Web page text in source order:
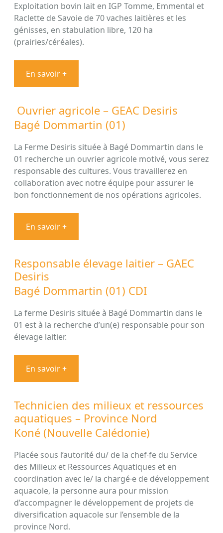
Exploitation bovin lait en IGP Tomme, Emmental et
Raclette de Savoie de 70 vaches laitières et les
génisses, en stabulation libre, 120 ha
(prairies/céréales).
En savoir +
Ouvrier agricole – GEAC Desiris
Bagé Dommartin (01)
La Ferme Desiris située à Bagé Dommartin dans le
01 recherche un ouvrier agricole motivé, vous serez
responsable des cultures. Vous travaillerez en
collaboration avec notre équipe pour assurer le
bon fonctionnement de nos opérations agricoles.
En savoir +
Responsable élevage laitier – GAEC
Desiris
Bagé Dommartin (01) CDI
La ferme Desiris située à Bagé Dommartin dans le
01 est à la recherche d’un(e) responsable pour son
élevage laitier.
En savoir +
Technicien des milieux et ressources
aquatiques – Province Nord
Koné (Nouvelle Calédonie)
Placée sous l’autorité du/ de la chef∙fe du Service
des Milieux et Ressources Aquatiques et en
coordination avec le/ la chargé∙e de développement
aquacole, la personne aura pour mission
d’accompagner le développement de projets de
diversification aquacole sur l’ensemble de la
province Nord.